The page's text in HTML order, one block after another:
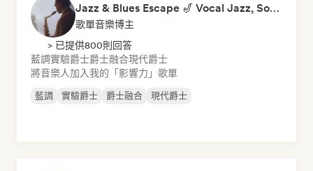
Jazz & Blues Escape 🎷 Vocal Jazz, Soul Blues & Classic Standards
歌單音樂博主
> 已提供800則回答
藍調實驗爵士爵士融合現代爵士
將音樂人加入我的「影響力」歌單
藍調 實驗爵士 爵士融合 現代爵士